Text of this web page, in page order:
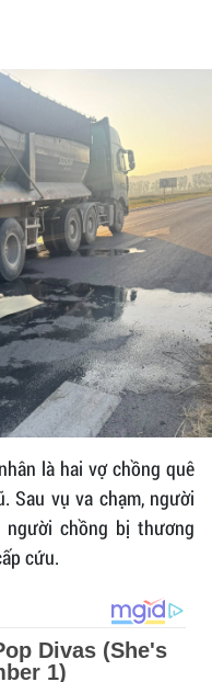
là hai vợ chồng quê
Sau vụ va chạm, người
chồng bị thương
cứu.